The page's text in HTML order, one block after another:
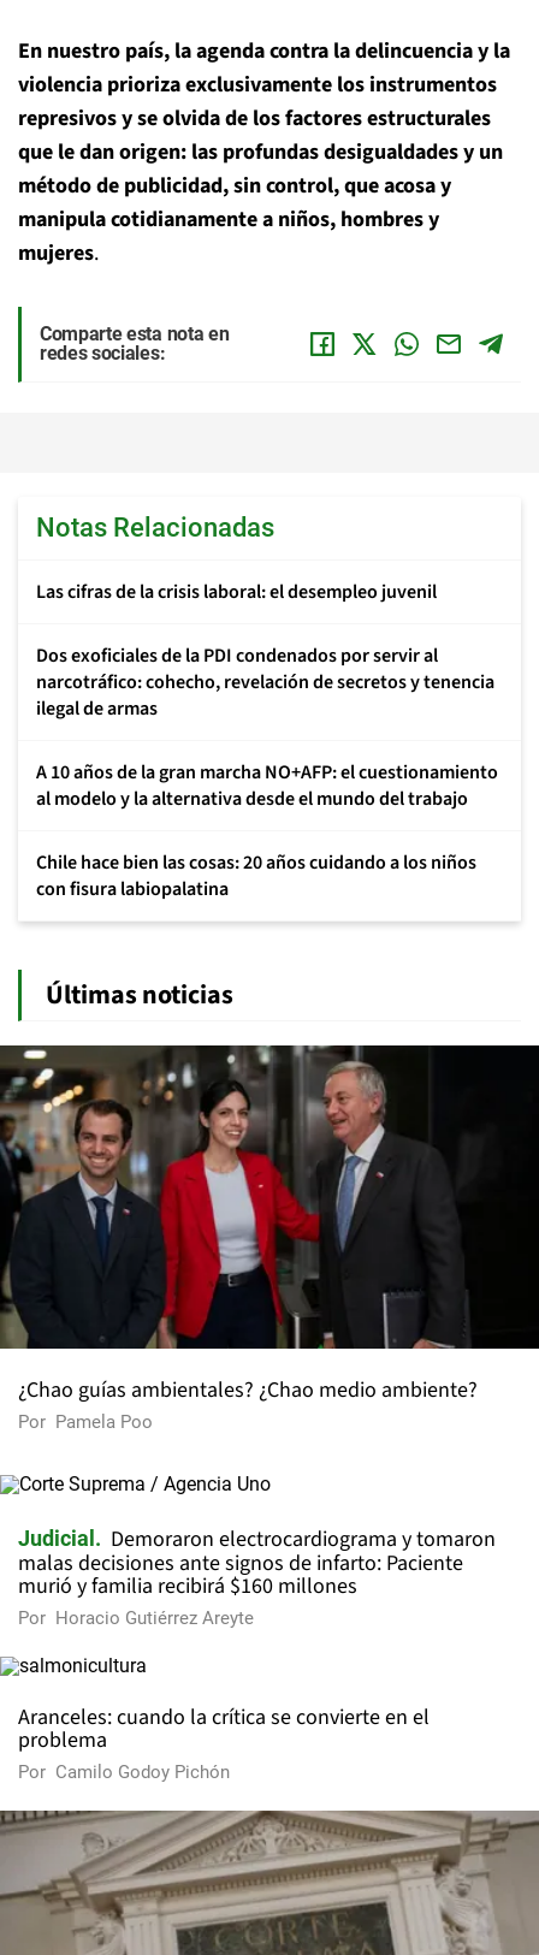
En nuestro país, la agenda contra la delincuencia y la
violencia prioriza exclusivamente los instrumentos
represivos y se olvida de los factores estructurales
que le dan origen: las profundas desigualdades y un
método de publicidad, sin control, que acosa y
manipula cotidianamente a niños, hombres y
mujeres.
Comparte esta nota en
redes sociales:
Notas Relacionadas
Las cifras de la crisis laboral: el desempleo juvenil
Dos exoficiales de la PDI condenados por servir al
narcotráfico: cohecho, revelación de secretos y tenencia
ilegal de armas
A 10 años de la gran marcha NO+AFP: el cuestionamiento
al modelo y la alternativa desde el mundo del trabajo
Chile hace bien las cosas: 20 años cuidando a los niños
con fisura labiopalatina
Últimas noticias
¿Chao guías ambientales? ¿Chao medio ambiente?
Por Pamela Poo
Judicial
Demoraron electrocardiograma y tomaron
malas decisiones ante signos de infarto: Paciente
murió y familia recibirá $160 millones
Por Horacio Gutiérrez Areyte
Aranceles: cuando la crítica se convierte en el
problema
Por Camilo Godoy Pichón